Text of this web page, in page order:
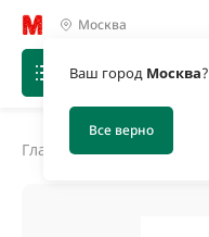
Москва
Ваш город Москва?
Все верно
Главная